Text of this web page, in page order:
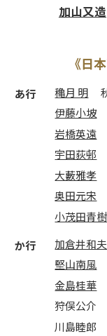
加山又造
《日
あ行 穐月 明
伊藤小坡
岩橋英遠
宇田荻邨
大藪雅孝
奥田元宋
小茂田青樹
か行
加倉井和夫
堅山南風
金島桂華
狩俣公介
川島睦郎